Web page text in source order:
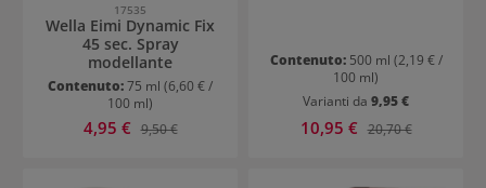
17535
Wella Eimi Dynamic Fix
45 sec. Spray
modellante
Contenuto:75 ml (6,60 € /
100 ml)
Prezzo di vendita:
4,95 € Prezzo normale:
9,50 €
Contenuto: 500 ml (2,19 € /
100 ml)
Varianti da 9,95 €
Prezzo di vendita:
10,95 € Prezzo normale:
20,70 €